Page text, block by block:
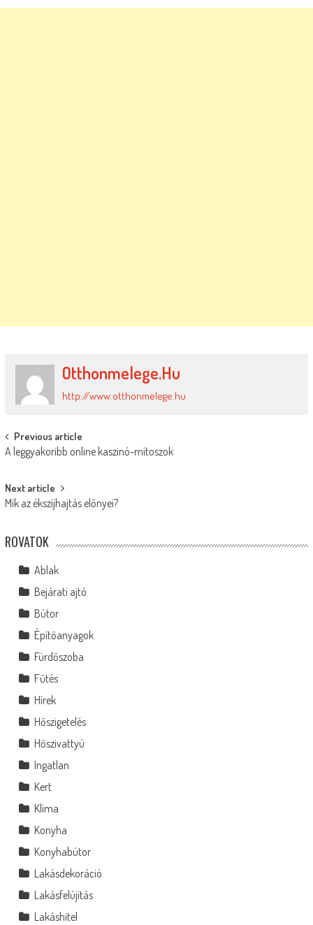
Otthonmelege.hu
http://www.otthonmelege.hu
Post
navigation
Previous article
A leggyakoribb online kaszinó-mítoszok
Next article
Mik az ékszíjhajtás előnyei?
ROVATOK
Ablak
Bejárati ajtó
Bútor
Építőanyagok
Fürdőszoba
Fűtés
Hírek
Hőszigetelés
Hőszivattyú
Ingatlan
Kert
Klíma
Konyha
Konyhabútor
Lakásdekoráció
Lakásfelújítás
Lakáshitel